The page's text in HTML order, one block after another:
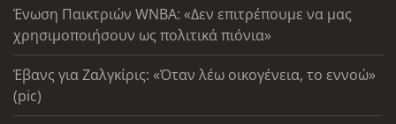
Ένωση Παικτριών WNBA: «Δεν επιτρέπουμε να μας
χρησιμοποιήσουν ως πολιτικά πιόνια»
Έβανς για Ζαλγκίρις: «Όταν λέω οικογένεια, το εννοώ»
(pic)